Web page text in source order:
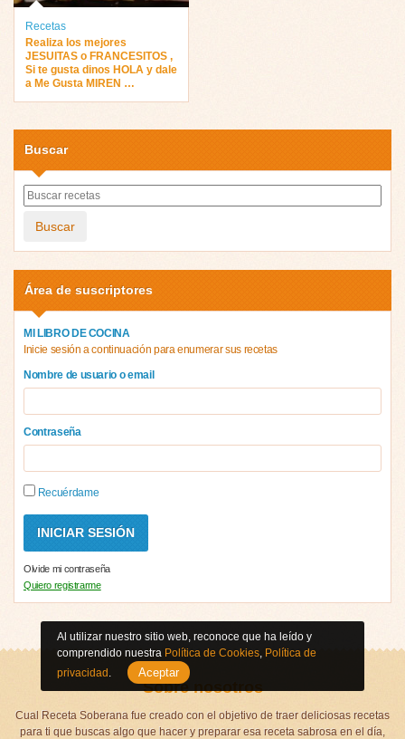
Recetas
Realiza los mejores
JESUITAS o FRANCESITOS ,
Si te gusta dinos HOLA y dale
a Me Gusta MIREN …
Buscar
Buscar
Área de suscriptores
MI LIBRO DE COCINA
Inicie sesión a continuación para enumerar sus recetas
Nombre de usuario o email
Contraseña
Recuérdame
Olvide mi contraseña
Quiero registrarme
Sobre nosotros
Cual Receta Soberana fue creado con el objetivo de traer deliciosas recetas
para ti que buscas algo que hacer y preparar esa receta sabrosa en el día,
Al utilizar nuestro sitio web, reconoce que ha leído y
comprendido nuestra Política de Cookies, Política de
privacidad . Aceptar